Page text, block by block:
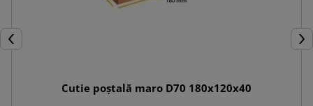
Inapoi
Cutie poștală maro D70 180x120x40